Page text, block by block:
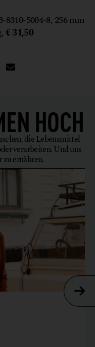
8310-5004-8, 256 mm
€ 31,50
HOCH
die Lebensmittel
verarbeiten. Und uns
zu ernähren.